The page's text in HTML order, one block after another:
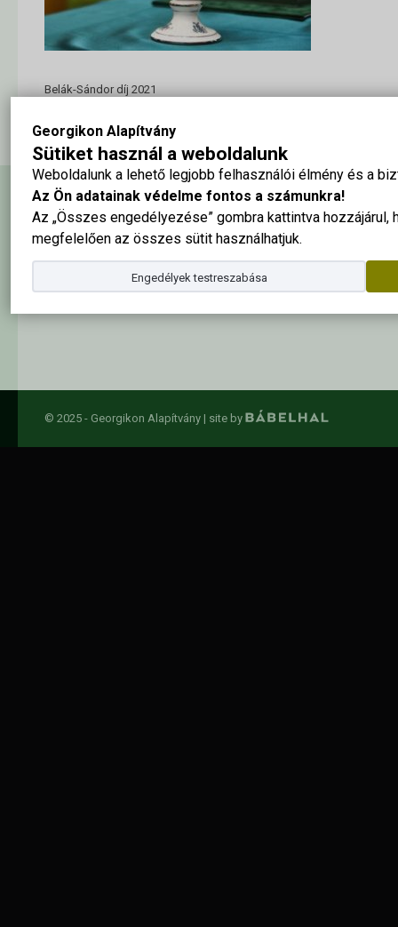
Georgikon Alapítvány
Sütiket használ a weboldalunk
Weboldalunk a lehető legjobb felhasználói élmény és a
Az Ön adatainak védelme fontos a számunkra!
Az „Összes engedélyezése” gombra kattintva hozzájárul,
megfelelően az összes sütit használhatjuk.
Engedélyek testreszabása
Belák-Sándor díj 2021
Hírlevél feliratkozás
Elolvastam és elfogadom azadatkezelési szabályzatban
© 2025 - Georgikon Alapítvány | site by